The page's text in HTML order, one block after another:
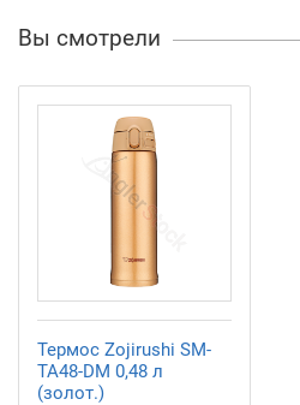
Вы смотрели
Термос Zojirushi SM-
TA48-DM 0,48 л
(золот.)